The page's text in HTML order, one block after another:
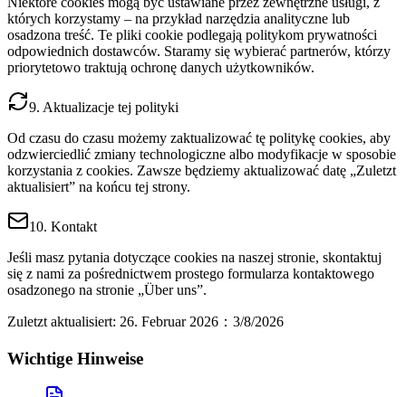
których korzystamy – na przykład narzędzia analityczne lub
osadzona treść. Te pliki cookie podlegają politykom prywatności
odpowiednich dostawców. Staramy się wybierać partnerów, którzy
priorytetowo traktują ochronę danych użytkowników.
9. Aktualizacje tej polityki
Od czasu do czasu możemy zaktualizować tę politykę cookies, aby
odzwierciedlić zmiany technologiczne albo modyfikacje w sposobie
korzystania z cookies. Zawsze będziemy aktualizować datę „Zuletzt
aktualisiert” na końcu tej strony.
10. Kontakt
Jeśli masz pytania dotyczące cookies na naszej stronie, skontaktuj
się z nami za pośrednictwem prostego formularza kontaktowego
osadzonego na stronie „Über uns”.
Zuletzt aktualisiert: 26. Februar 2026 ： 3/8/2026
Wichtige Hinweise